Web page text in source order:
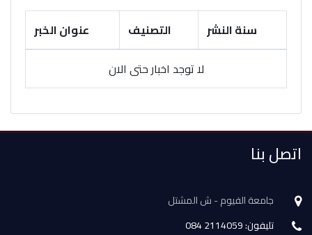
عنوان الخبر التصنيف
سنة النشر
لا توجد اخبار حتى الان
اتصل بنا
جامعة الفيوم - ش المشتل
تليفون: 2114059 084